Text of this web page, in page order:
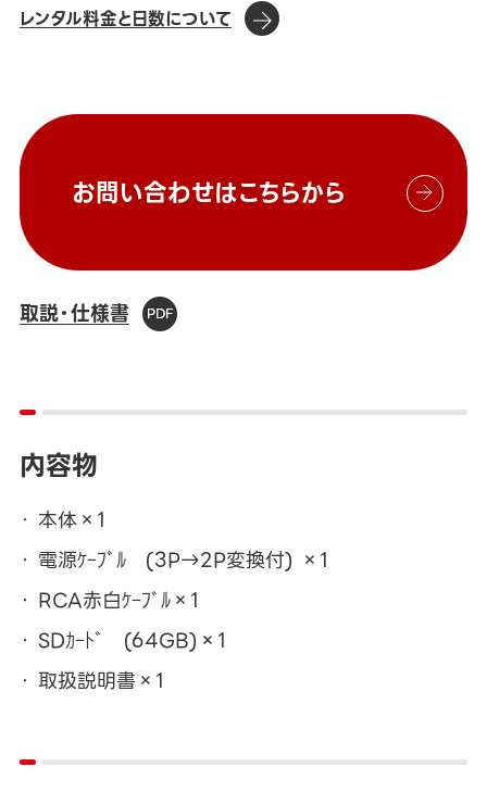
レンタル料金と日数について
お問い合わせはこちらから
取説・仕様書
内容物
本体×1
電源ｹｰﾌﾞﾙ (3P→2P変換付) ×1
RCA赤白ｹｰﾌﾞﾙ×1
SDｶｰﾄﾞ (64GB)×1
取扱説明書×1